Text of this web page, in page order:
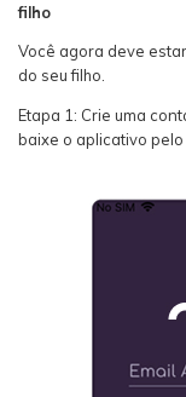
filho
Você agora deve
do seu filho.
Etapa 1: Crie uma
baixe o aplicativo